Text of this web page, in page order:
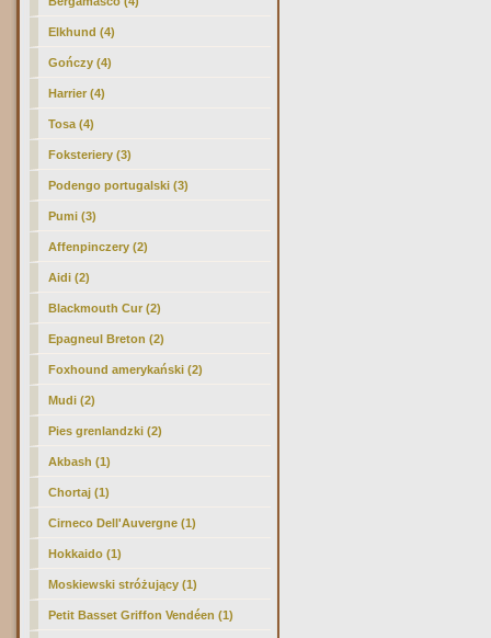
Elkhund (4)
Gończy (4)
Harrier (4)
Tosa (4)
Foksteriery (3)
Podengo portugalski (3)
Pumi (3)
Affenpinczery (2)
Aidi (2)
Blackmouth Cur (2)
Epagneul Breton (2)
Foxhound amerykański (2)
Mudi (2)
Pies grenlandzki (2)
Akbash (1)
Chortaj (1)
Cirneco Dell'Auvergne (1)
Hokkaido (1)
Moskiewski stróżujący (1)
Petit Basset Griffon Vendéen (1)